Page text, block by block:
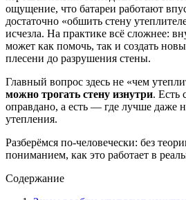
ощущение, что батареи работают
достаточно «обшить стену
исчезла. На практике всё сложнее:
может как помочь, так и создать
плесени до разрушения стены.
Главный вопрос здесь не «чем
можно трогать стену изнутри. Есть
оправдано, а есть — где лучше даже
утепления.
Разберёмся по-человечески: без
пониманием, как это работает в
Содержание